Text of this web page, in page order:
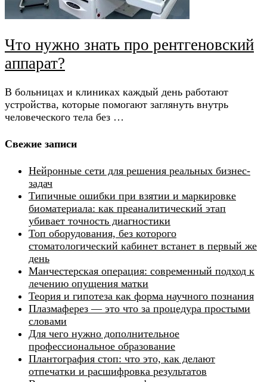
Что нужно знать про рентгеновский
аппарат?
В больницах и клиниках каждый день работают
устройства, которые помогают заглянуть внутрь
человеческого тела без …
Свежие записи
Нейронные сети для решения реальных бизнес-
задач
Типичные ошибки при взятии и маркировке
биоматериала: как преаналитический этап
убивает точность диагностики
Топ оборудования, без которого
стоматологический кабинет встанет в первый же
день
Манчестерская операция: современный подход к
лечению опущения матки
Теория и гипотеза как форма научного познания
Плазмаферез — это что за процедура простыми
словами
Для чего нужно дополнительное
профессиональное образование
Плантография стоп: что это, как делают
отпечатки и расшифровка результатов